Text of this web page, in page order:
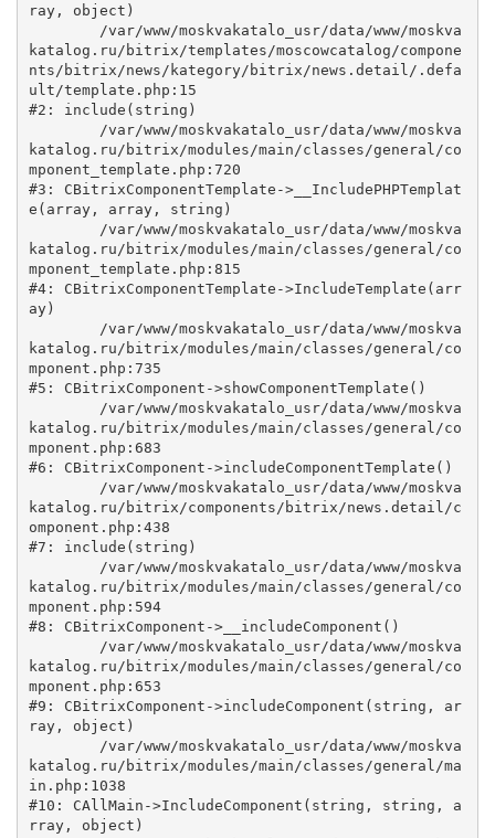
ray, object)
katalog.ru/bitrix/templates/moscowcatalog/compone
nts/bitrix/news/kategory/bitrix/news.detail/.defa
ult/template.php:15
#2: include(string)
katalog.ru/bitrix/modules/main/classes/general/co
mponent_template.php:720
#3: CBitrixComponentTemplate->__IncludePHPTemplat
e(array, array, string)
katalog.ru/bitrix/modules/main/classes/general/co
mponent_template.php:815
#4: CBitrixComponentTemplate->IncludeTemplate(arr
ay)
katalog.ru/bitrix/modules/main/classes/general/co
mponent.php:735
#5: CBitrixComponent->showComponentTemplate()
katalog.ru/bitrix/modules/main/classes/general/co
mponent.php:683
#6: CBitrixComponent->includeComponentTemplate()
katalog.ru/bitrix/components/bitrix/news.detail/c
omponent.php:438
#7: include(string)
katalog.ru/bitrix/modules/main/classes/general/co
mponent.php:594
#8: CBitrixComponent->__includeComponent()
katalog.ru/bitrix/modules/main/classes/general/co
mponent.php:653
#9: CBitrixComponent->includeComponent(string, ar
ray, object)
katalog.ru/bitrix/modules/main/classes/general/ma
in.php:1038
#10: CAllMain->IncludeComponent(string, string, a
rray, object)